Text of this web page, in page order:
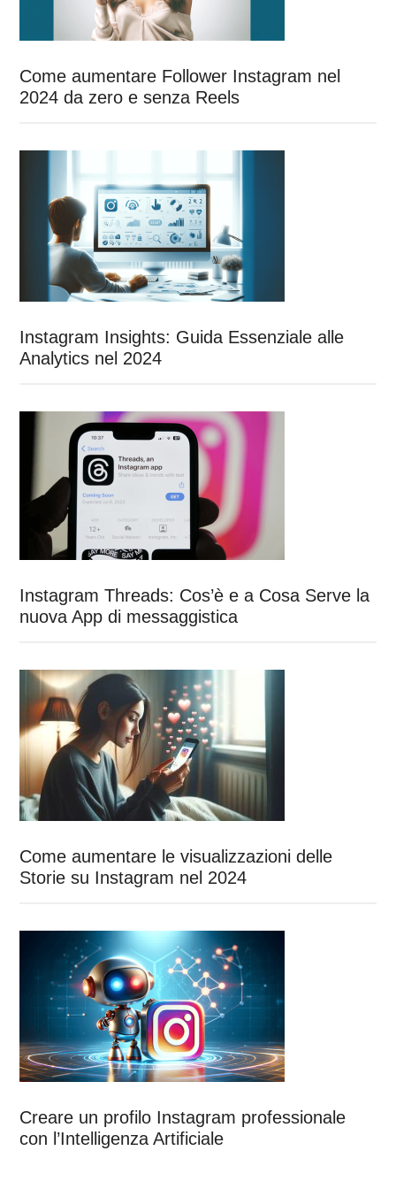
Come aumentare Follower Instagram nel
2024 da zero e senza Reels
Instagram Insights: Guida Essenziale alle
Analytics nel 2024
Instagram Threads: Cos’è e a Cosa Serve la
nuova App di messaggistica
Come aumentare le visualizzazioni delle
Storie su Instagram nel 2024
Creare un profilo Instagram professionale
con l’Intelligenza Artificiale